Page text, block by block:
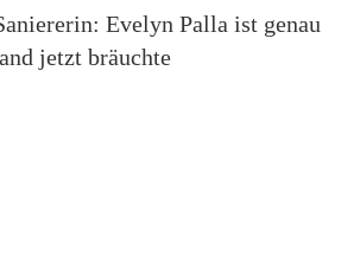
Evelyn Palla ist genau
jetzt bräuchte